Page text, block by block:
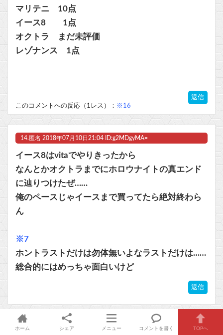
マリテニ 10点
イース8 1点
オクトラ まだ未評価
レゾナンス 1点
返信
このコメントへの反応（1レス）： ※16
14. 匿名 2018年07月10日21:04 ID:g2MDgyMA=
イース8はvitaでやりきったから
なんとかオクトラまでにホロウナイトの真エンド
に辿りつけたぜ……
俺のペースじゃイースまで買ってたら絶対終わら
ん
※7
ホントラストだけは勿体無いよなラストだけは……
総合的にはめっちゃ面白いけど
返信
15.匿名 2018年07月10日21:27 ID:cyNDc1MDA
ホーム シェア メニュー コメントを書く TOPへ